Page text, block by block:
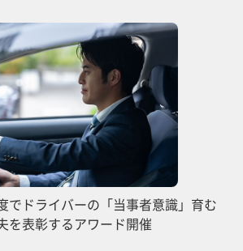
でドライバーの「当事者意識」育む
を表彰するアワード開催